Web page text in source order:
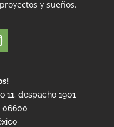
y sueños.
11, despacho 1901
06600